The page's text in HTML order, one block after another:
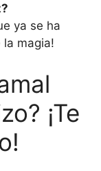
ya se ha
la magia!
¡Te